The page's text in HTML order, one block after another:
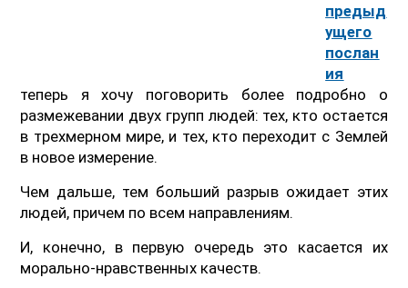
предыд
ущего
послан
ия
теперь я хочу поговорить более подробно о
размежевании двух групп людей: тех, кто остается
в трехмерном мире, и тех, кто переходит с Землей
в новое измерение.
Чем дальше, тем больший разрыв ожидает этих
людей, причем по всем направлениям.
И, конечно, в первую очередь это касается их
морально-нравственных качеств.